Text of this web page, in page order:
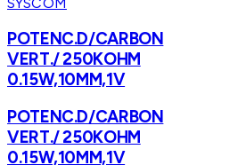
SYSCOM
POTENC.D/CARBON
VERT./ 250KOHM
0.15W,10MM,1V
POTENC.D/CARBON
VERT./ 250KOHM
0.15W,10MM,1V